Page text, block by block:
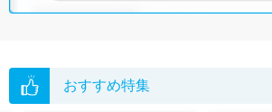
おすすめ特集